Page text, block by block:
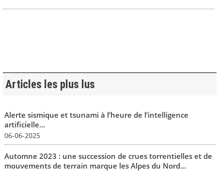
Articles les plus lus
Alerte sismique et tsunami à l’heure de l’intelligence
artificielle...
06-06-2025
Automne 2023 : une succession de crues torrentielles et de
mouvements de terrain marque les Alpes du Nord...